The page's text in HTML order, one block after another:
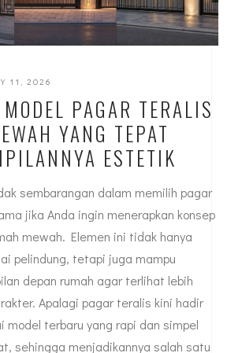
11, 2026
PAGAR TERALIS
YANG TEPAT
ESTETIK
sembarangan dalam memilih pagar
jika Anda ingin menerapkan konsep
mewah. Elemen ini tidak hanya
pelindung, tetapi juga mampu
depan rumah agar terlihat lebih
Apalagi pagar teralis kini hadir
model terbaru yang rapi dan simpel
sehingga menjadikannya salah satu